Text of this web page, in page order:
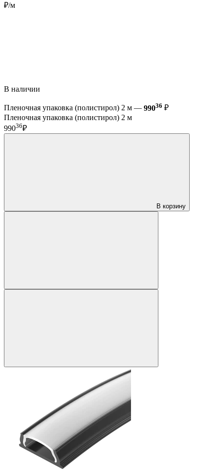
₽/м
В наличии
Пленочная упаковка (полистирол) 2 м — 99036 ₽
Пленочная упаковка (полистирол) 2 м
99036₽
В корзину